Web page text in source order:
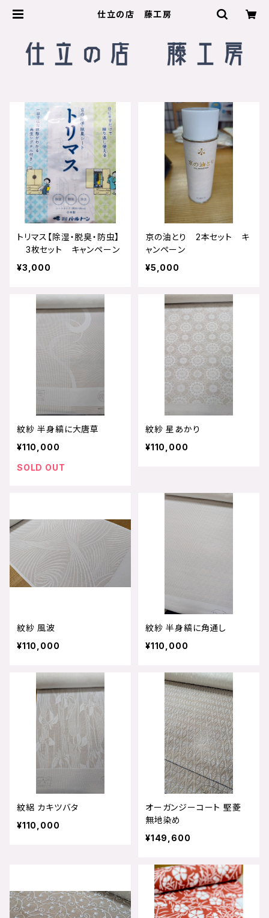
仕立の店 藤工房
トリマス【除湿・脱臭・防虫】
3枚セット キャンペーン
¥3,000
京の油とり 2本セット キ
ャンペーン
¥5,000
紋紗 半身縞に大唐草
¥110,000
SOLD OUT
紋紗 星あかり
¥110,000
紋紗 風波
¥110,000
紋紗 半身縞に角通し
¥110,000
紋絽 カキツバタ
¥110,000
オーガンジーコート 堅菱
無地染め
¥149,600